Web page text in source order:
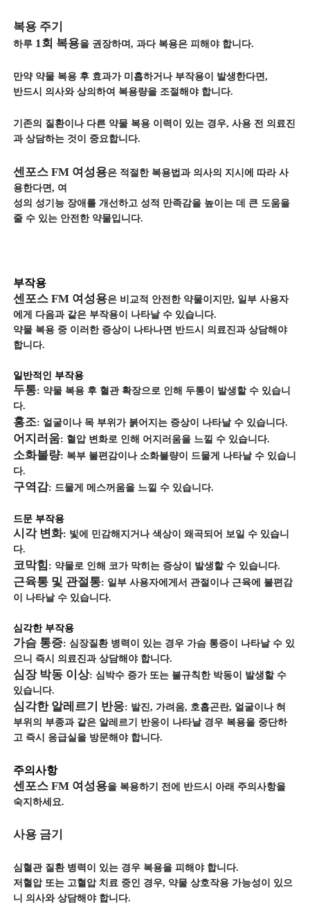
복용 주기
하루 1회 복용을 권장하며, 과다 복용은 피해야 합니다.
만약 약물 복용 후 효과가 미흡하거나 부작용이 발생한다면,
반드시 의사와 상의하여 복용량을 조절해야 합니다.
기존의 질환이나 다른 약물 복용 이력이 있는 경우, 사용 전 의료진
과 상담하는 것이 중요합니다.
센포스 FM 여성용은 적절한 복용법과 의사의 지시에 따라 사
용한다면, 여
성의 성기능 장애를 개선하고 성적 만족감을 높이는 데 큰 도움을
줄 수 있는 안전한 약물입니다.
부작용
센포스 FM 여성용은 비교적 안전한 약물이지만, 일부 사용자
에게 다음과 같은 부작용이 나타날 수 있습니다.
약물 복용 중 이러한 증상이 나타나면 반드시 의료진과 상담해야
합니다.
일반적인 부작용
두통: 약물 복용 후 혈관 확장으로 인해 두통이 발생할 수 있습니
다.
홍조: 얼굴이나 목 부위가 붉어지는 증상이 나타날 수 있습니다.
어지러움: 혈압 변화로 인해 어지러움을 느낄 수 있습니다.
소화불량: 복부 불편감이나 소화불량이 드물게 나타날 수 있습니
다.
구역감: 드물게 메스꺼움을 느낄 수 있습니다.
드문 부작용
시각 변화: 빛에 민감해지거나 색상이 왜곡되어 보일 수 있습니
다.
코막힘 : 약물로 인해 코가 막히는 증상이 발생할 수 있습니다.
근육통 및 관절통: 일부 사용자에게서 관절이나 근육에 불편감
이 나타날 수 있습니다.
심각한 부작용
가슴 통증: 심장질환 병력이 있는 경우 가슴 통증이 나타날 수 있
으니 즉시 의료진과 상담해야 합니다.
심장 박동 이상: 심박수 증가 또는 불규칙한 박동이 발생할 수
있습니다.
심각한 알레르기 반응: 발진, 가려움, 호흡곤란, 얼굴이나 혀
부위의 부종과 같은 알레르기 반응이 나타날 경우 복용을 중단하
고 즉시 응급실을 방문해야 합니다.
주의사항
센포스 FM 여성용을 복용하기 전에 반드시 아래 주의사항을
숙지하세요.
사용 금기
심혈관 질환 병력이 있는 경우 복용을 피해야 합니다.
저혈압 또는 고혈압 치료 중인 경우, 약물 상호작용 가능성이 있으
니 의사와 상담해야 합니다.